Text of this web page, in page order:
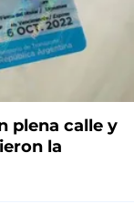
plena calle y
la